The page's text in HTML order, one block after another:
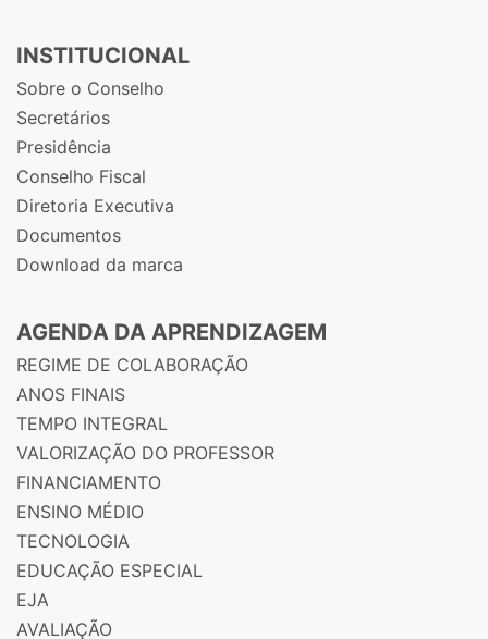
INSTITUCIONAL
Sobre o Conselho
Secretários
Presidência
Conselho Fiscal
Diretoria Executiva
Documentos
Download da marca
AGENDA DA APRENDIZAGEM
REGIME DE COLABORAÇÃO
ANOS FINAIS
TEMPO INTEGRAL
VALORIZAÇÃO DO PROFESSOR
FINANCIAMENTO
ENSINO MÉDIO
TECNOLOGIA
EDUCAÇÃO ESPECIAL
EJA
AVALIAÇÃO